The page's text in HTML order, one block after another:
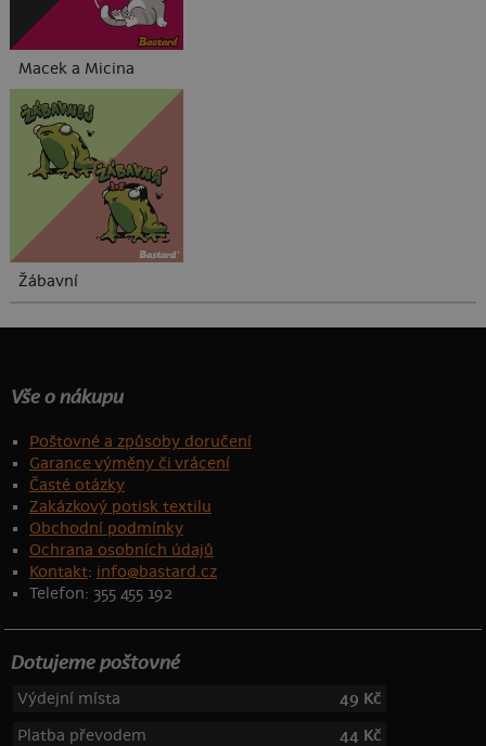
Macek a Micina
Žábavní
Vše o nákupu
Poštovné a způsoby doručení
Garance výměny či vrácení
Časté otázky
Zakázkový potisk textilu
Obchodní podmínky
Ochrana osobních údajů
Kontakt: info@bastard.cz
Telefon: 355 455 192
Dotujeme poštovné
Výdejní místa
49 Kč
Platba převodem
44 Kč